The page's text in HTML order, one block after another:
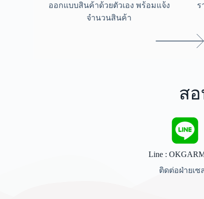
ออกแบบสินค้าด้วยตัวเอง พร้อมแจ้ง
จำนวนสินค้า
ร
ส
Line :
ติดต่อฝ่ายเซ